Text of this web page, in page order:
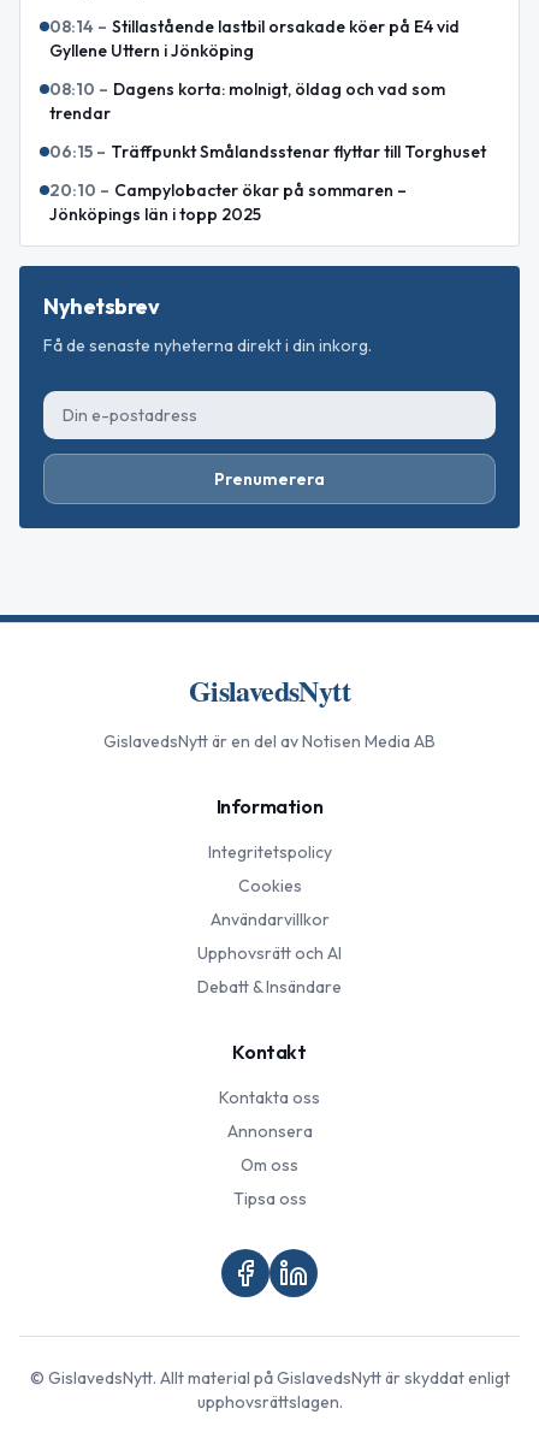
08:14 – Stillastående lastbil orsakade köer på E4 vid
Gyllene Uttern i Jönköping
08:10 – Dagens korta: molnigt, öldag och vad som
trendar
06:15 – Träffpunkt Smålandsstenar flyttar till Torghuset
20:10 – Campylobacter ökar på sommaren –
Jönköpings län i topp 2025
Nyhetsbrev
Få de senaste nyheterna direkt i din inkorg.
Prenumerera
GislavedsNytt
GislavedsNyttär en del av Notisen Media AB
Information
Integritetspolicy
Cookies
Användarvillkor
Upphovsrätt och AI
Debatt & Insändare
Kontakt
Kontakta oss
Annonsera
Om oss
Tipsa oss
© GislavedsNytt. Allt material påGislavedsNyttär skyddat enligt
upphovsrättslagen.